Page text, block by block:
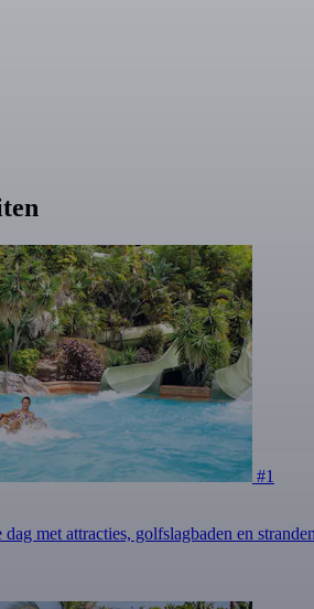
#1
dag met attracties, golfslagbaden en